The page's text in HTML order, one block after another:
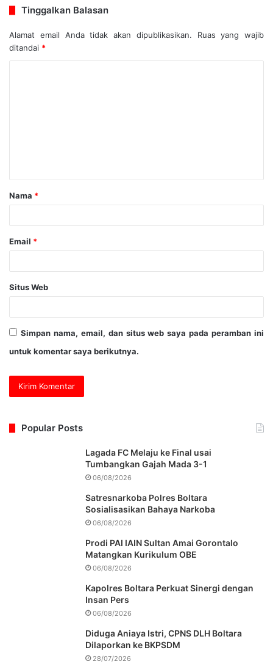
Tinggalkan Balasan
Alamat email Anda tidak akan dipublikasikan.
Ruas yang wajib
ditandai *
Nama *
Email *
Situs Web
Simpan nama, email, dan situs web saya pada peramban ini
untuk komentar saya berikutnya.
Popular Posts
Lagada FC Melaju ke Final usai
Tumbangkan Gajah Mada 3-1
06/08/2026
Satresnarkoba Polres Boltara
Sosialisasikan Bahaya Narkoba
06/08/2026
Prodi PAI IAIN Sultan Amai Gorontalo
Matangkan Kurikulum OBE
06/08/2026
Kapolres Boltara Perkuat Sinergi dengan
Insan Pers
06/08/2026
Diduga Aniaya Istri, CPNS DLH Boltara
Dilaporkan ke BKPSDM
28/07/2026